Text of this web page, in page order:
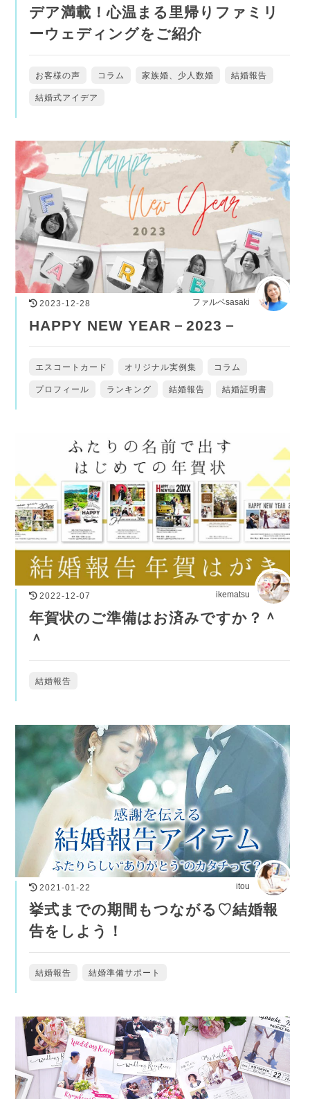
デア満載！心温まる里帰りファミリ
ーウェディングをご紹介
お客様の声 コラム 家族婚、少人数婚 結婚報告
結婚式アイデア
ファルベsasaki
2023-12-28
HAPPY NEW YEAR－2023－
エスコートカード オリジナル実例集 コラム
プロフィール ランキング 結婚報告 結婚証明書
ikematsu
2022-12-07
年賀状のご準備はお済みですか？＾
＾
結婚報告
itou
2021-01-22
挙式までの期間もつながる♡結婚報
告をしよう！
結婚報告 結婚準備サポート